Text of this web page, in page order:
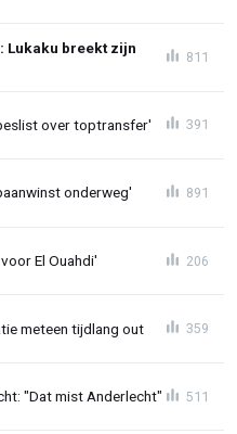
Lukaku breekt zijn
811
over toptransfer' 391
onderweg' 891
El Ouahdi' 206
meteen tijdlang out 359
"Dat mist Anderlecht" 511